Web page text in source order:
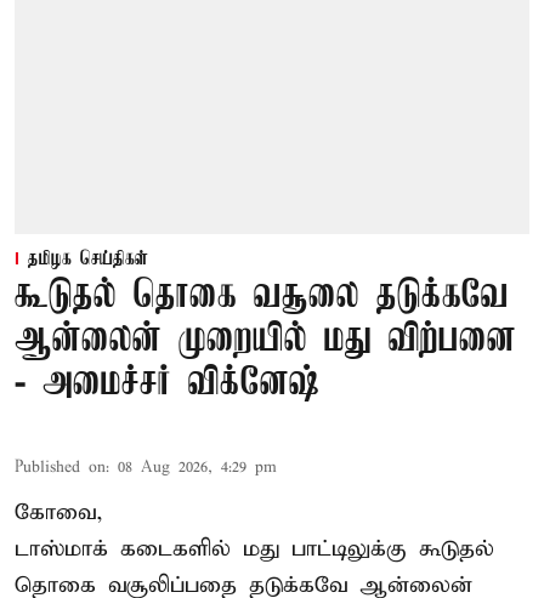
தமிழக செய்திகள்
கூடுதல் தொகை வசூலை தடுக்கவே
ஆன்லைன் முறையில் மது விற்பனை
- அமைச்சர் விக்னேஷ்
Published on: 08 Aug 2026, 4:29 pm
கோவை,
டாஸ்மாக் கடைகளில் மது பாட்டிலுக்கு கூடுதல்
தொகை வசூலிப்பதை தடுக்கவே ஆன்லைன்